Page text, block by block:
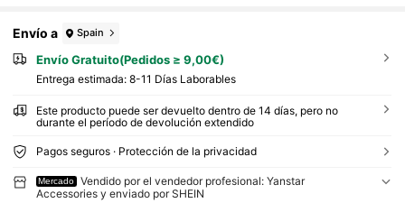
Envío a Spain
Envío Gratuito(Pedidos ≥ 9,00€)
Entrega estimada: 8-11 Días Laborables
Este producto puede ser devuelto dentro de 14 días, pero no
durante el período de devolución extendido
Pagos seguros · Protección de la privacidad
Mercado
Vendido por el vendedor profesional: Yanstar
Accessories y enviado por SHEIN